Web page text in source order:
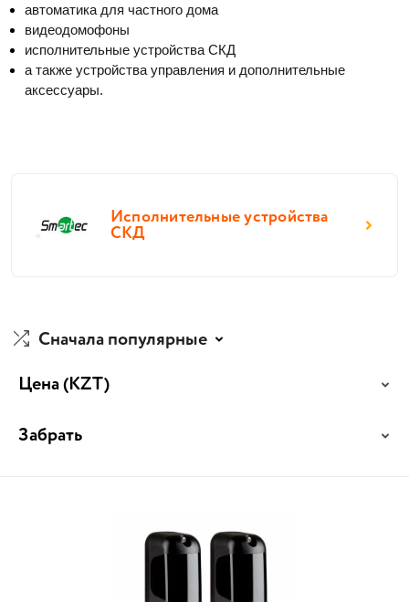
автоматика для частного дома
видеодомофоны
исполнительные устройства СКД
а также устройства управления и дополнительные
аксессуары.
Исполнительные устройства
СКД
Сначала популярные
Цена(KZT)
Забрать